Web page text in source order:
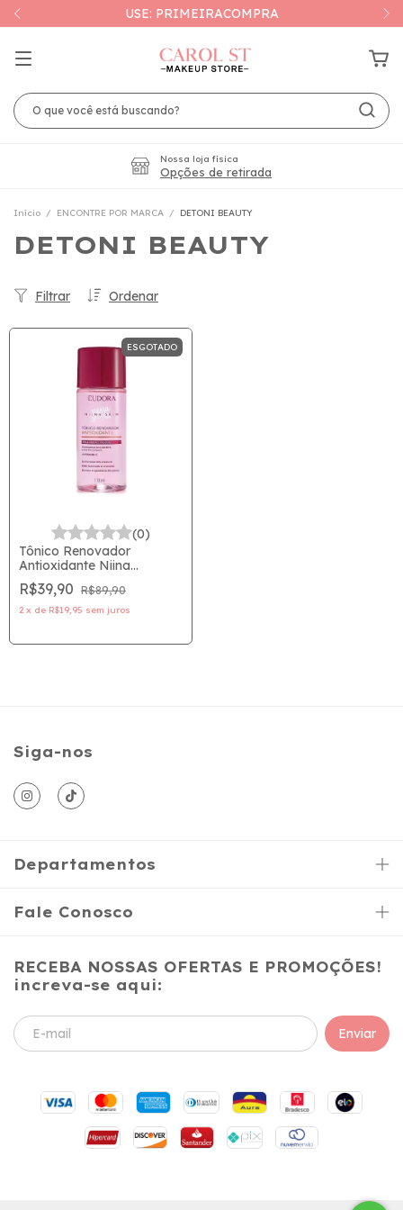
USE: PRIMEIRACOMPRA
Nossa loja física
Opções de retirada
Início / ENCONTRE POR MARCA / DETONI BEAUTY
DETONI BEAUTY
Ordenar
Filtrar
ESGOTADO
(0)
Tônico Renovador
Antioxidante Niina
Skin110ml
R$39,90 R$89,90
2 x de R$19,95 sem juros
Siga-nos
Departamentos
Fale Conosco
RECEBA NOSSAS OFERTAS E PROMOÇÕES!
increva-se aqui: